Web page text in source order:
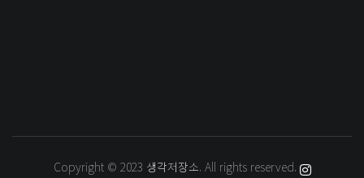
Copyright © 2023 생각저장소. All rights reserved.